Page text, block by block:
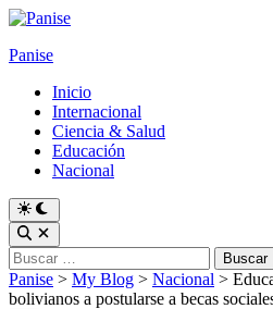
Skip
content
Panise
Inicio
Internacional
Ciencia & Salud
Educación
Nacional
Switch
to
dark
mode
Open
Search
Buscar:
Panise > My Blog > Nacional >
bolivianos a postularse a becas